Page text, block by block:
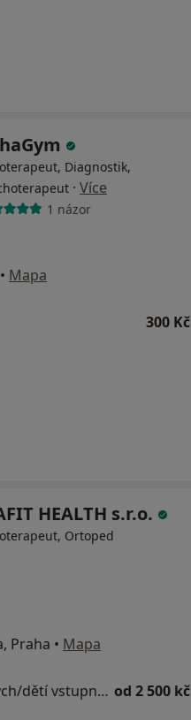
Diagnostik,
· Více
1 názor
• Mapa
300 Kč
HEALTH s.r.o.
Ortoped
Praha • Mapa
Fyzioterapie dospělých/dětí vstupní vyšetření od 2 500 kč